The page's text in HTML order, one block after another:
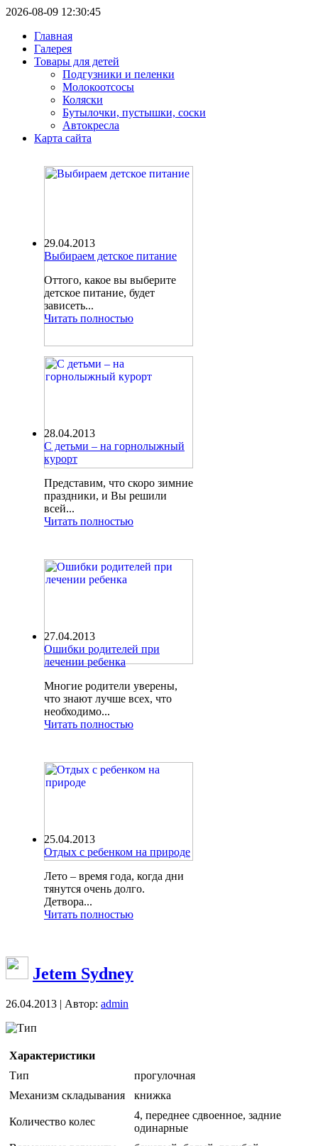
2026-08-09 12:30:45
Главная
Галерея
Товары для детей
Подгузники и пеленки
Молокоотсосы
Коляски
Бутылочки, пустышки, соски
Автокресла
Карта сайта
29.04.2013
Выбираем детское питание
Оттого, какое вы выберите
детское питание, будет
зависеть...
Читать полностью
28.04.2013
С детьми – на горнолыжный
курорт
Представим, что скоро зимние
праздники, и Вы решили
всей...
Читать полностью
27.04.2013
Ошибки родителей при
лечении ребенка
Многие родители уверены,
что знают лучше всех, что
необходимо...
Читать полностью
25.04.2013
Отдых с ребенком на природе
Лето – время года, когда дни
тянутся очень долго.
Детвора...
Читать полностью
Jetem Sydney
26.04.2013 | Автор: admin
Тип
Характеристики
Тип
прогулочная
Механизм складывания
книжка
Количество колес
4, переднее сдвоенное, задние
одинарные